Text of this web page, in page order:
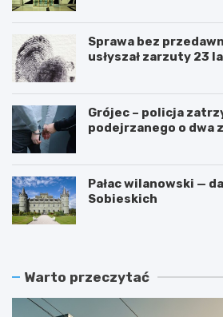
Sprawa bez
usłyszał zarzuty 23
Grójec – policja
podejrzanego o dwa
Pałac wilanowski —
Sobieskich
Warto przeczytać